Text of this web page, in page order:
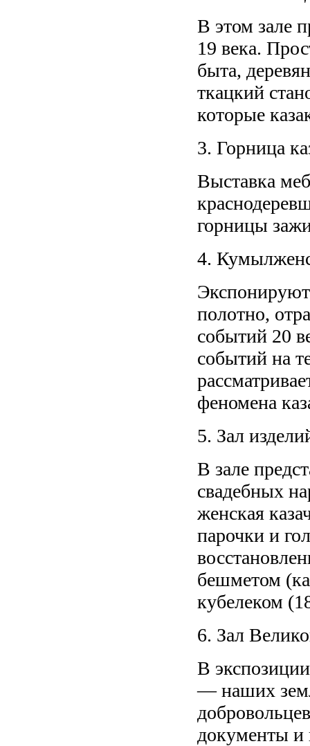
В этом зале
19 века.
быта,
ткацкий
которые
3. Горница
Выставка
горницы
4.
полотно,
событий 20
событий на
феномена
5. Зал
В зале
свадебных
женская
парочки и
бешметом
кубелеком
6. Зал
В
— наших
документы и